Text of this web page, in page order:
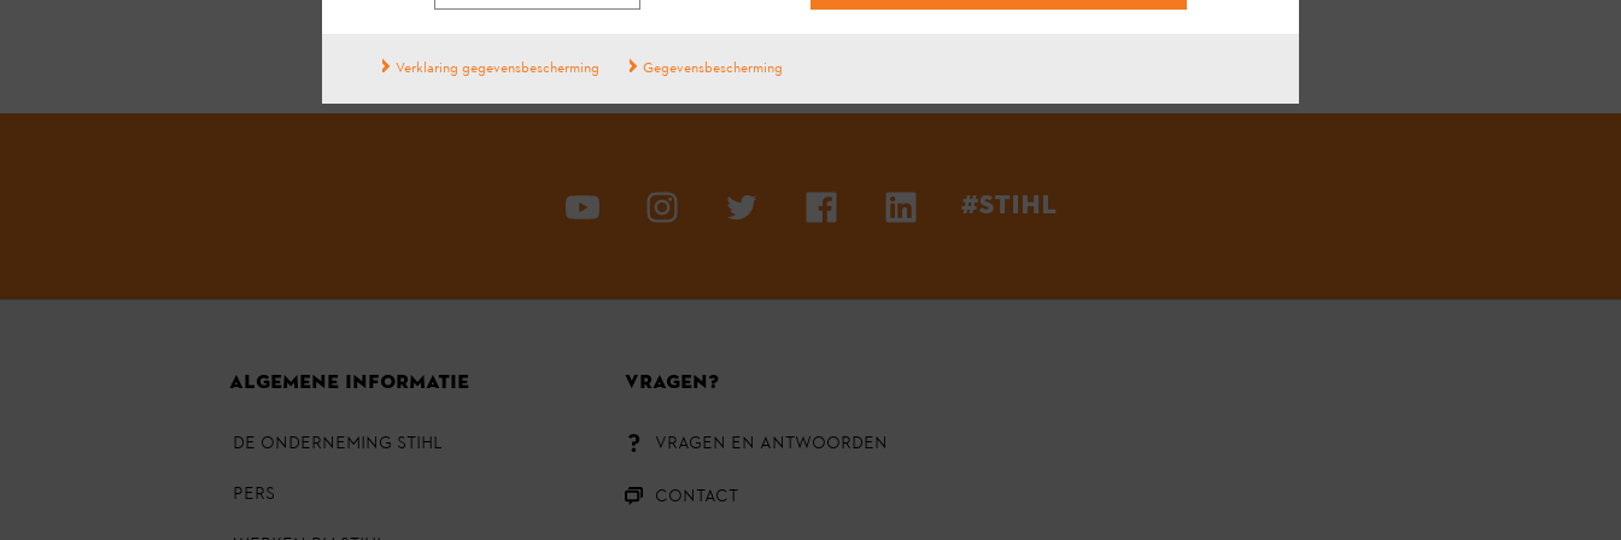
#STIHL
ALGEMENE INFORMATIE
DE ONDERNEMING STIHL
PERS
VRAGEN?
VRAGEN EN ANTWOORDEN
CONTACT
Verklaring gegevensbescherming Gegevensbescherming